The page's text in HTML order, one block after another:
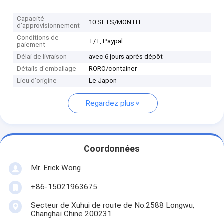
Capacité
d'approvisionnement
10 SETS/MONTH
Conditions de
paiement
T/T, Paypal
Délai de livraison
avec 6 jours après dépôt
Détails d'emballage
RORO/container
Lieu d'origine
Le Japon
Regardez plus
Coordonnées
Mr. Erick Wong
+86-15021963675
Secteur de Xuhui de route de No.2588 Longwu,
Changhaï Chine 200231